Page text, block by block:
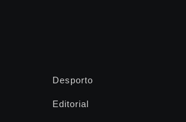
Desporto
Editorial